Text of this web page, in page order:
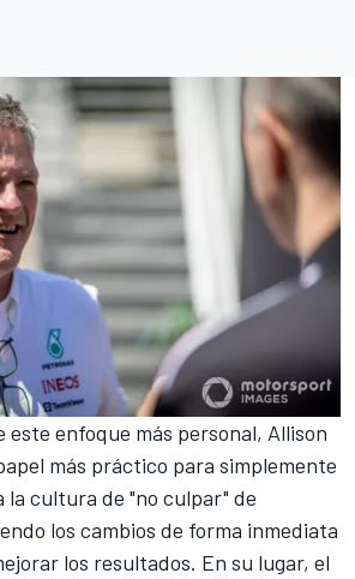
este enfoque más personal, Allison
más práctico para simplemente
la cultura de "no culpar" de
los cambios de forma inmediata
los resultados. En su lugar, el